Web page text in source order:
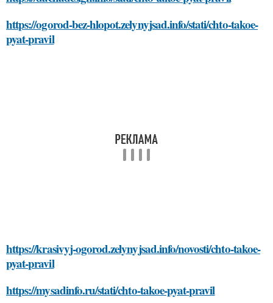
https://ogorod-bez-hlopot.zelynyjsad.info/stati/chto-takoe-
pyat-pravil
https://krasivyj-ogorod.zelynyjsad.info/novosti/chto-takoe-
pyat-pravil
https://mysadinfo.ru/stati/chto-takoe-pyat-pravil